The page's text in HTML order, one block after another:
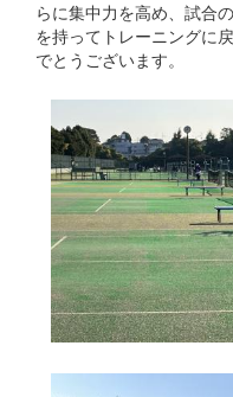
らに集中力を高め、試合
を持ってトレーニングに
でとうございます。